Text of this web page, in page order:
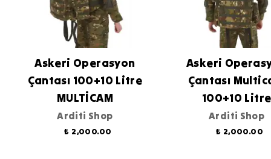
Askeri Operasyon
Çantası 100+10 Litre
MULTİCAM
Arditi Shop
₺ 2,000.00
Askeri
Çantası
100+10 Litre
Arditi Shop
₺ 2,000.00